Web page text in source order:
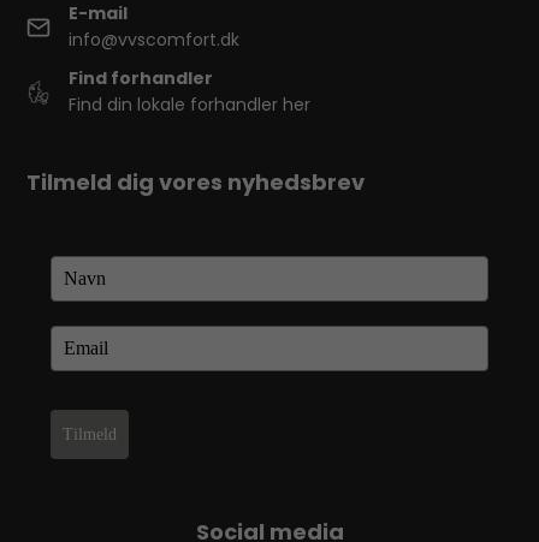
E-mail
info@vvscomfort.dk
Find forhandler
Find din lokale forhandler her
Tilmeld dig vores nyhedsbrev
Tilmeld
Social media